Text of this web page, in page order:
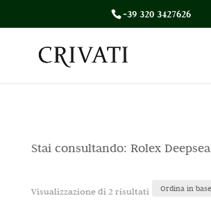
+39 320 3427626
Stai consultando: Rolex Deepsea
Visualizzazione di 2 risultatiOrdina